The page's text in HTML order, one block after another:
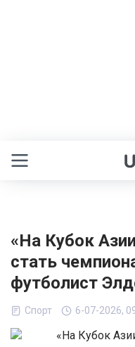
«На Кубок
стать
футболист
Спорт 6-07-2026,